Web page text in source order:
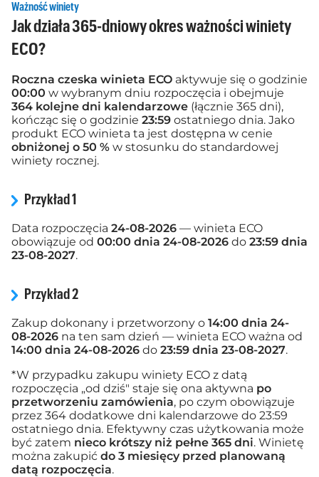
Ważność winiety
Jak działa 365-dniowy okres ważności winiety
ECO?
Roczna czeska winieta ECO aktywuje się o godzinie
00:00 w wybranym dniu rozpoczęcia i obejmuje
364 kolejne dni kalendarzowe (łącznie 365 dni),
kończąc się o godzinie 23:59 ostatniego dnia. Jako
produkt ECO winieta ta jest dostępna w cenie
obniżonej o 50 % w stosunku do standardowej
winiety rocznej.
Przykład 1
Data rozpoczęcia 24-08-2026 — winieta ECO
obowiązuje od 00:00 dnia 24-08-2026 do 23:59 dnia
23-08-2027.
Przykład 2
Zakup dokonany i przetworzony o 14:00 dnia 24-
08-2026 na ten sam dzień — winieta ECO ważna od
14:00 dnia 24-08-2026 do 23:59 dnia 23-08-2027.
*W przypadku zakupu winiety ECO z datą
rozpoczęcia „od dziś" staje się ona aktywna po
przetworzeniu zamówienia, po czym obowiązuje
przez 364 dodatkowe dni kalendarzowe do 23:59
ostatniego dnia. Efektywny czas użytkowania może
być zatem nieco krótszy niż pełne 365 dni. Winietę
można zakupić do 3 miesięcy przed planowaną
datą rozpoczęcia.